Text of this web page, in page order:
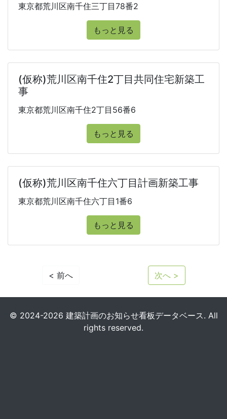
東京都荒川区南千住三丁目78番2
もっと見る
(仮称)荒川区南千住2丁目共同住宅新築工
事
東京都荒川区南千住2丁目56番6
もっと見る
(仮称)荒川区南千住六丁目計画新築工事
東京都荒川区南千住六丁目1番6
もっと見る
< 前へ 次へ >
© 2024-2026 建築計画のお知らせ看板データベース. All
rights reserved.